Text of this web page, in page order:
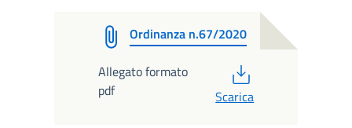
Ordinanza n.67/2020
Allegato formato
pdf
Scarica